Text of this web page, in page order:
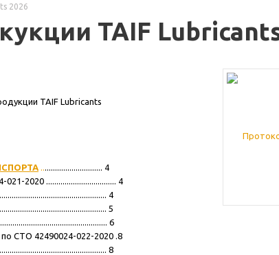
2026
TAIF
TAIF Lubricants
.............................. 4
2020 .................................. 4
4
5
6
СТО 42490024-022-2020 .8
8